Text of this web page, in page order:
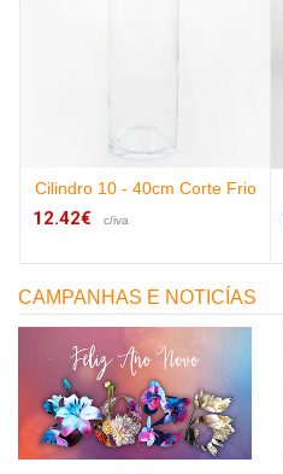
Cilindro 10 - 40cm Corte Frio
12.42€ c/iva
CAMPANHAS E NOTICÍAS